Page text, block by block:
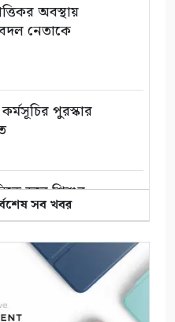
অবস্থায়
নেতাকে
পুরস্কার
ডুবে শিশুর
এবং একটি
সব খবর